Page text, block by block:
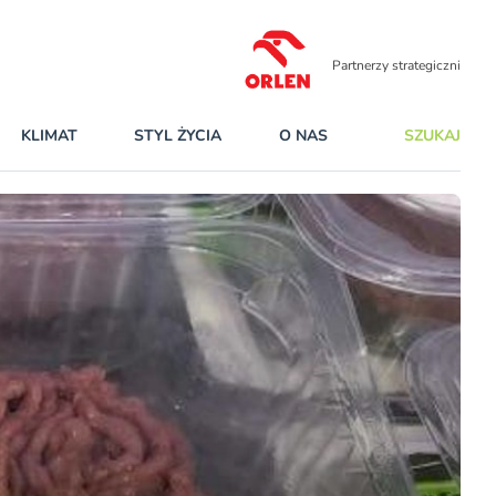
Partnerzy strategiczni
KLIMAT STYL ŻYCIA O NAS SZUKAJ